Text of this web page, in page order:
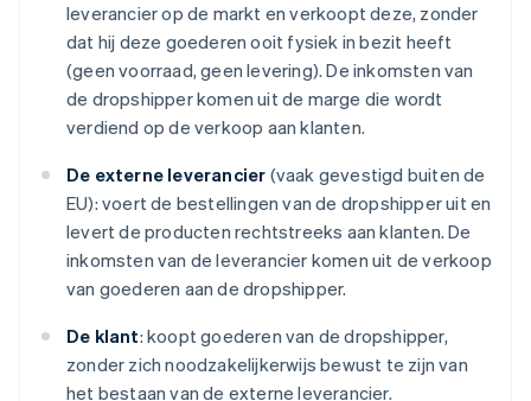
leverancier op de markt en verkoopt deze, zonder
dat hij deze goederen ooit fysiek in bezit heeft
(geen voorraad, geen levering). De inkomsten van
de dropshipper komen uit de marge die wordt
verdiend op de verkoop aan klanten.
De externe leverancier (vaak gevestigd buiten de
EU): voert de bestellingen van de dropshipper uit en
levert de producten rechtstreeks aan klanten. De
inkomsten van de leverancier komen uit de verkoop
van goederen aan de dropshipper.
De klant: koopt goederen van de dropshipper,
zonder zich noodzakelijkerwijs bewust te zijn van
het bestaan van de externe leverancier.